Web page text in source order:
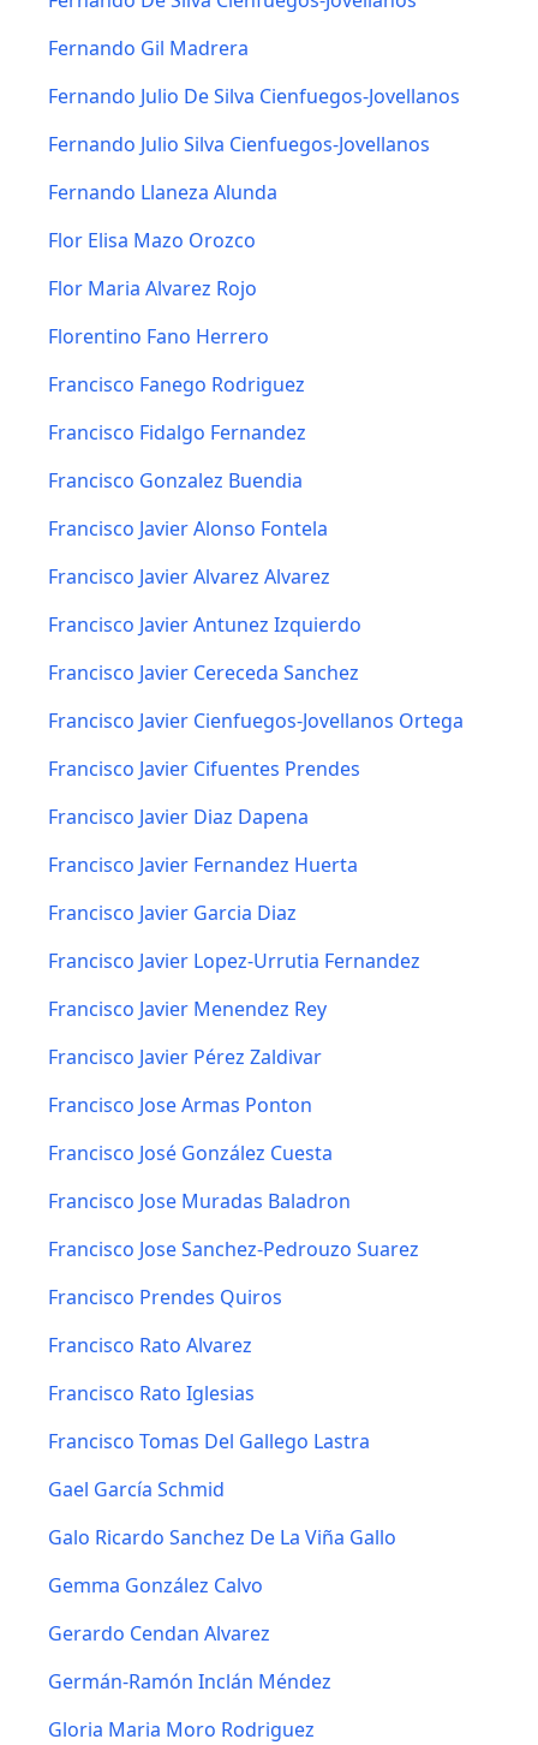
Fernando Gil Madrera
Fernando Julio De Silva Cienfuegos-Jovellanos
Fernando Julio Silva Cienfuegos-Jovellanos
Fernando Llaneza Alunda
Flor Elisa Mazo Orozco
Flor Maria Alvarez Rojo
Florentino Fano Herrero
Francisco Fanego Rodriguez
Francisco Fidalgo Fernandez
Francisco Gonzalez Buendia
Francisco Javier Alonso Fontela
Francisco Javier Alvarez Alvarez
Francisco Javier Antunez Izquierdo
Francisco Javier Cereceda Sanchez
Francisco Javier Cienfuegos-Jovellanos Ortega
Francisco Javier Cifuentes Prendes
Francisco Javier Diaz Dapena
Francisco Javier Fernandez Huerta
Francisco Javier Garcia Diaz
Francisco Javier Lopez-Urrutia Fernandez
Francisco Javier Menendez Rey
Francisco Javier Pérez Zaldivar
Francisco Jose Armas Ponton
Francisco José González Cuesta
Francisco Jose Muradas Baladron
Francisco Jose Sanchez-Pedrouzo Suarez
Francisco Prendes Quiros
Francisco Rato Alvarez
Francisco Rato Iglesias
Francisco Tomas Del Gallego Lastra
Gael García Schmid
Galo Ricardo Sanchez De La Viña Gallo
Gemma González Calvo
Gerardo Cendan Alvarez
Germán-Ramón Inclán Méndez
Gloria Maria Moro Rodriguez